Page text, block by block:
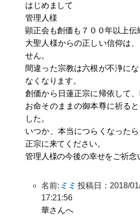
はじめまして
管理人様
顕正会も創価も７００年以上伝
大聖人様からの正しい信仰は
せん。
間違った宗教は六根が不浄に
なくなります。
創価から日蓮正宗に帰依して
お命そのままの御本尊に祈る
した。
いつか、本当につらくなった
正宗に来てください。
管理人様の今後の幸せをご祈念
名前: ミミ 投稿日：2018/
17:21:56
華さんへ